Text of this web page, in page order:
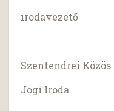
irodavezető
Szentendrei
Jogi Iroda